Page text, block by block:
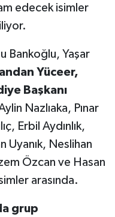
edecek isimler
Bankoğlu, Yaşar
Yüceer,
Başkanı
Nazlıaka, Pınar
Erbil Aydınlık,
Uyanık, Neslihan
Özcan ve Hasan
arasında.
grup